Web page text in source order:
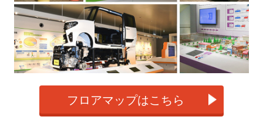
フロアマップはこちら